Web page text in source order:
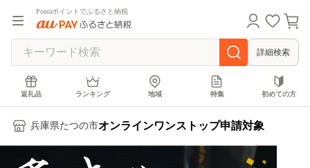
Pontaポイントでふるさと納税
詳細検索
返礼品 ランキング 地域 特集 初めての方
兵庫県たつの市オンラインワンストップ申請対象